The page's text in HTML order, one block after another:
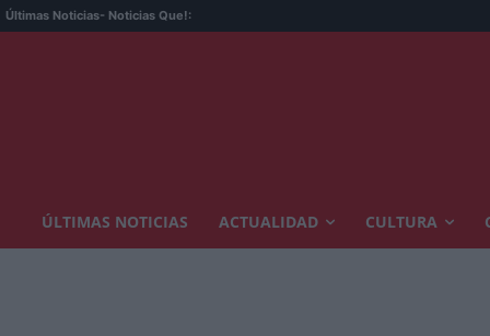
Últimas Noticias- Noticias Que!:
ÚLTIMAS NOTICIAS ACTUALIDAD CULTURA